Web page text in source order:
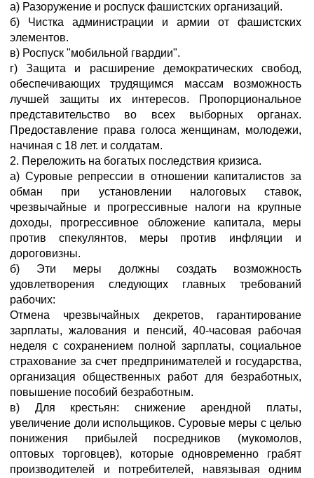
а) Разоружение и роспуск фашистских организаций.
б) Чистка администрации и армии от фашистских
элементов.
в) Роспуск "мобильной гвардии".
г) Защита и расширение демократических свобод,
обеспечивающих трудящимся массам возможность
лучшей защиты их интересов. Пропорциональное
представительство во всех выборных органах.
Предоставление права голоса женщинам, молодежи,
начиная с 18 лет. и солдатам.
2. Переложить на богатых последствия кризиса.
а) Суровые репрессии в отношении капиталистов за
обман при установлении налоговых ставок,
чрезвычайные и прогрессивные налоги на крупные
доходы, прогрессивное обложение капитала, меры
против спекулянтов, меры против инфляции и
дороговизны.
б) Эти меры должны создать возможность
удовлетворения следующих главных требований
рабочих:
Отмена чрезвычайных декретов, гарантирование
зарплаты, жалования и пенсий, 40-часовая рабочая
неделя с сохранением полной зарплаты, социальное
страхование за счет предпринимателей и государства,
организация общественных работ для безработных,
повышение пособий безработным.
в) Для крестьян: снижение арендной платы,
увеличение доли испольщиков. Суровые меры с целью
понижения прибылей посредников (мукомолов,
оптовых торговцев), которые одновременно грабят
производителей и потребителей, навязывая одним